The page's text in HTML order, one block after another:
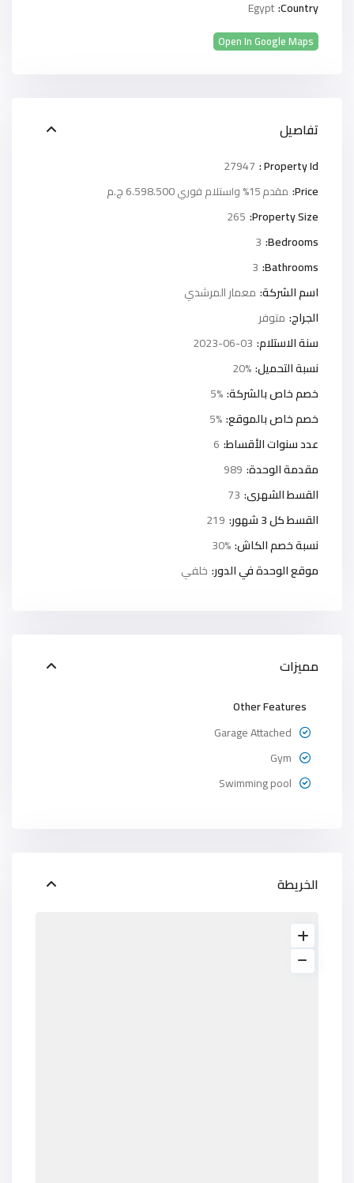
Country:
Egypt
Open In Google Maps
تفاصيل
Property Id :
27947
Price: مقدم 15% واستلام فوري
6.598.500 ج.م
Property Size:
265
Bedrooms:
3
Bathrooms:
3
اسم الشركة: معمار المرشدي
الجراج: متوفر
سنة الاستلام: 2023-06-03
نسبة التحميل:20%
خصم خاص بالشركة:5%
خصم خاص بالموقع:5%
عدد سنوات الأقساط: 6
مقدمة الوحدة: 989
القسط الشهرى: 73
القسط كل 3 شهور:
219
نسبة خصم الكاش:30%
موقع الوحدة في الدور: خلفي
مميزات
Other Features
Garage Attached
Gym
Swimming pool
الخريطة